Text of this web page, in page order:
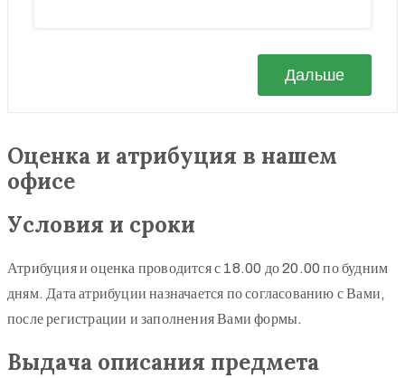
Оценка и атрибуция в нашем
офисе
Условия и сроки
Атрибуция и оценка проводится с 18.00 до 20.00 по будним
дням. Дата атрибуции назначается по согласованию с Вами,
после регистрации и заполнения Вами формы.
Выдача описания предмета